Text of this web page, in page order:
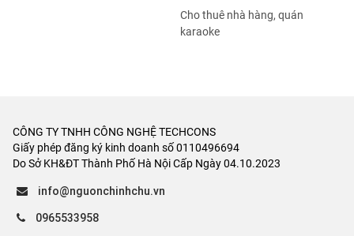
Cho thuê nhà hàng, quán
karaoke
CÔNG TY TNHH CÔNG NGHỆ TECHCONS
Giấy phép đăng ký kinh doanh số 0110496694
Do Sở KH&ĐT Thành Phố Hà Nội Cấp Ngày 04.10.2023
info@nguonchinhchu.vn
0965533958